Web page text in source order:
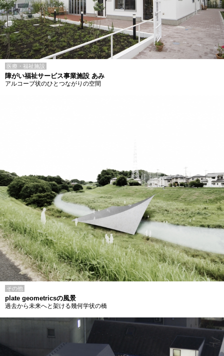
医療・福祉施設
障がい福祉サービス事業施設 あみ
アルコーブ状のひとつながりの空間
その他
plate geometricsの風景
過去から未来へと架ける幾何学状の橋